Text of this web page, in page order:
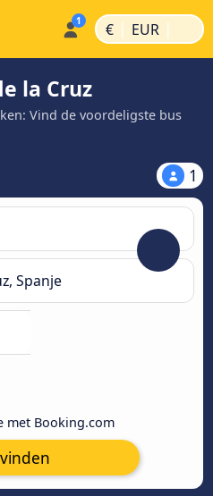
€ | EUR |
la Cruz
Vind de voordeligste bus
1
met Booking.com